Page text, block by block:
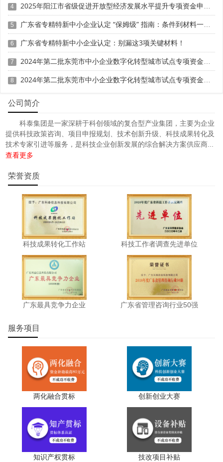
4 2025年阳江市省级促进开放型经济发展水平提升专项资金申报时间、条件要求、补助奖励
5 广东省专精特新中小企业认定 “保姆级” 指南：条件到材料一步清
6 广东省专精特新中小企业认定：别漏这3项关键材料！
7 2024年第二批东莞市中小企业数字化转型城市试点专项资金两化融合管理体系贯标项目资助计划
8 2024年第二批东莞市中小企业数字化转型城市试点专项资金两化融合管理体系贯标项目拟资助企业名单的公示
公司简介
科泰集团是一家深耕于科创领域的复合型产业集团，主要为企业
提供科技政策咨询、项目申报规划、技术创新升级、科技成果转化及
技术专家引进等服务，是科技企业创新发展的综合解决方案供应商...
查看更多
荣誉资质
科技成果转化工作站 科技工作者调查先进单位
广东最具竞争力企业 广东省管理咨询行业50强
服务项目
两化融合贯标 创新创业大赛
知识产权贯标 技改项目补贴